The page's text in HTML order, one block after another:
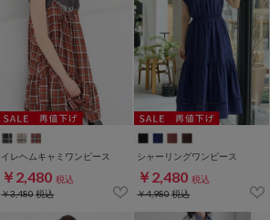
イレヘムキャミワンピース
￥2,480 税込
￥3,480税込
シャーリングワンピース
￥2,480 税込
￥4,980税込